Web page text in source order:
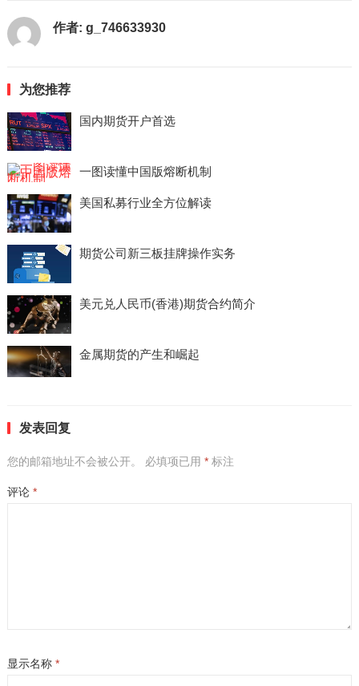
作者: g_746633930
为您推荐
国内期货开户首选
一图读懂中国版熔断机制
美国私募行业全方位解读
期货公司新三板挂牌操作实务
美元兑人民币(香港)期货合约简介
金属期货的产生和崛起
发表回复
您的邮箱地址不会被公开。 必填项已用 *标注
评论 *
显示名称 *